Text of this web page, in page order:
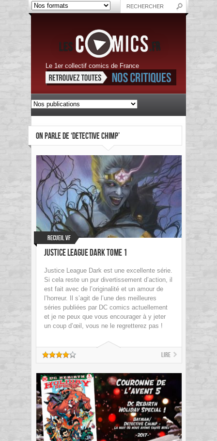
Le 1er collectif comics de France
ON PARLE DE ‘DETECTIVE CHIMP’
Recueil VF
Justice League Dark Tome 1
Justice League Dark est une excellente série.
Si cela reste un pur divertissement d’action, il
est fait avec de l’originalité et un amour de
l’horreur. Il s’agit de l’une des meilleures
séries publiées par DC comics actuellement
et je ne peux que vous encourager à y jeter
un coup d’œil, vous ne le regretterez pas !
Lire